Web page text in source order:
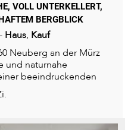
VOLL UNTERKELLERT,
BERGBLICK
- Haus, Kauf
Neuberg an der Mürz
und naturnahe
beeindruckenden